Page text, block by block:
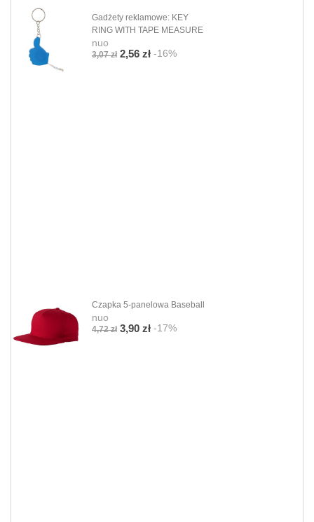
Gadżety reklamowe: KEY
RING WITH TAPE MEASURE
nuo
3,07 zł 2,56 zł -16%
Czapka 5-panelowa Baseball
nuo
4,72 zł 3,90 zł -17%